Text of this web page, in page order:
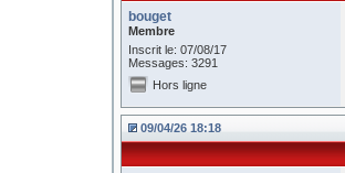
bouget
Membre
Inscrit le: 07/08/17
Messages: 3291
Hors ligne
09/04/26 18:18